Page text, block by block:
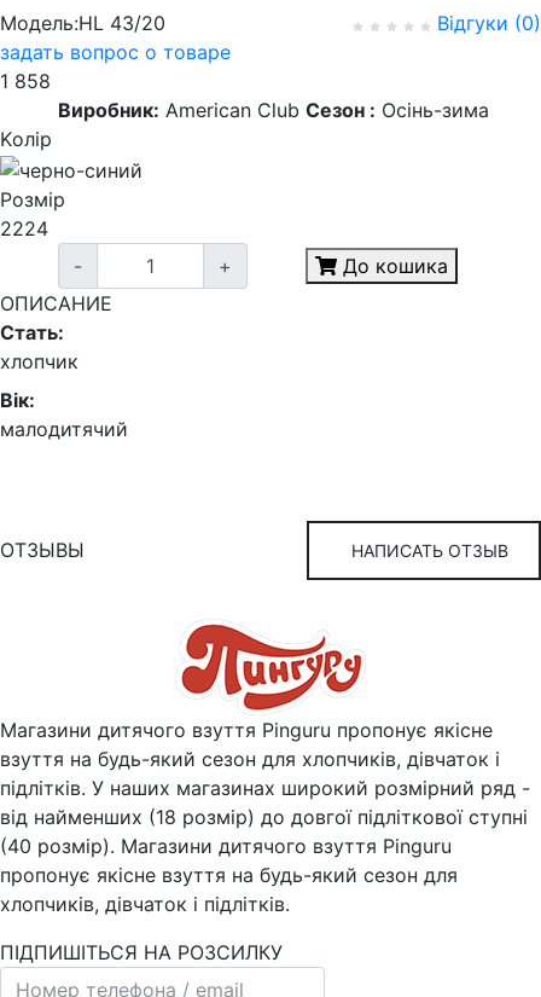
Модель:HL 43/20
Відгуки (0)
задать вопрос о товаре
1 858
Виробник: American Club Сезон : Осінь-зима
Kолір
Розмір
2224
-
+
До кошика
ОПИСАНИЕ
Стать:
хлопчик
Вік:
малодитячий
ОТЗЫВЫ НАПИСАТЬ ОТЗЫВ
Магазини дитячого взуття Pinguru пропонує якісне
взуття на будь-який сезон для хлопчиків, дівчаток і
підлітків. У наших магазинах широкий розмірний ряд -
від найменших (18 розмір) до довгої підліткової ступні
(40 розмір). Магазини дитячого взуття Pinguru
пропонує якісне взуття на будь-який сезон для
хлопчиків, дівчаток і підлітків.
ПІДПИШІТЬСЯ НА РОЗСИЛКУ